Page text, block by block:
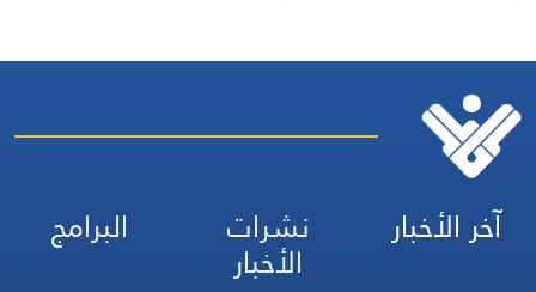
آخر الأخبار نشرات
الأخبار
البرامج